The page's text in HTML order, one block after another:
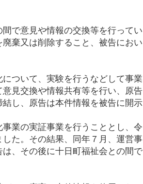
で意見や情報の交換等を行ってい
棄又は削除すること、被告におい
ついて、実験を行うなどして事業
見交換や情報共有等を行い、原告
し、原告は本件情報を被告に開示
業の実証事業を行うこととし、令
た。その結果、同年７月、運営事
、その後に十日町福祉会との間で